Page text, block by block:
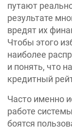
путают
результате
вредят их
Чтобы этого
наиболее
и понять, что
кредитный
Часто именно
работе
боятся